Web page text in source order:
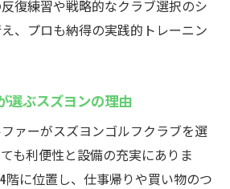
復練習や戦略的なクラブ選択のシ
、プロも納得の実践的トレーニン
選ぶスズヨンの理由
ァーがスズヨンゴルフクラブを選
も利便性と設備の充実にありま
階に位置し、仕事帰りや買い物のつ